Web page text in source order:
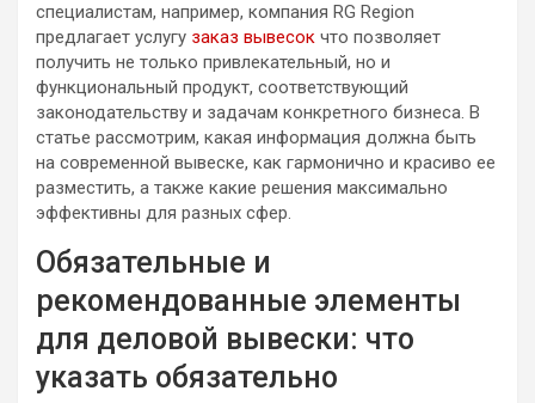
специалистам, например, компания RG Region
предлагает услугу заказ вывесок что позволяет
получить не только привлекательный, но и
функциональный продукт, соответствующий
законодательству и задачам конкретного бизнеса. В
статье рассмотрим, какая информация должна быть
на современной вывеске, как гармонично и красиво ее
разместить, а также какие решения максимально
эффективны для разных сфер.
Обязательные и
рекомендованные элементы
для деловой вывески: что
указать обязательно